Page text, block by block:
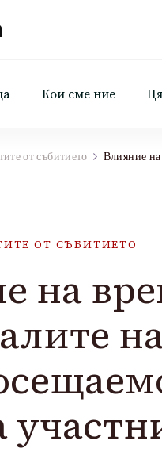
Кои сме ние
от събитието Влияние
ОТ СЪБИТИЕТО
на